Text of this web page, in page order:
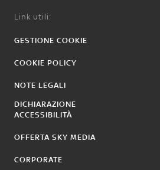
Link utili:
GESTIONE COOKIE
COOKIE POLICY
NOTE LEGALI
DICHIARAZIONE
ACCESSIBILITÀ
OFFERTA SKY MEDIA
CORPORATE